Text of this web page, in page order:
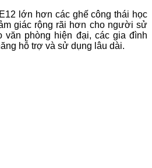
lớn hơn các ghế công thái học
giác rộng rãi hơn cho người sử
phòng hiện đại, các gia đình
hỗ trợ và sử dụng lâu dài.